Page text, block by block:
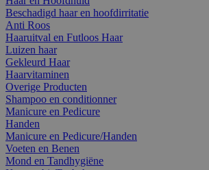
Beschadigd haar en hoofdirritatie
Anti Roos
Haaruitval en Futloos Haar
Luizen haar
Gekleurd Haar
Haarvitaminen
Overige Producten
Shampoo en conditionner
Manicure en Pedicure
Handen
Manicure en Pedicure/Handen
Voeten en Benen
Mond en Tandhygiëne